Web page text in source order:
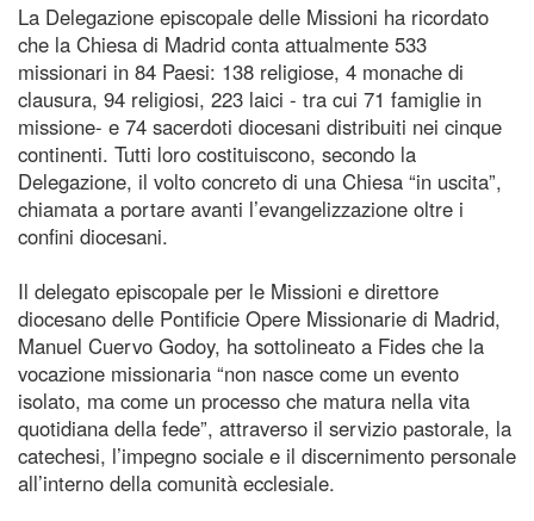
La Delegazione episcopale delle Missioni ha ricordato
che la Chiesa di Madrid conta attualmente 533
missionari in 84 Paesi: 138 religiose, 4 monache di
clausura, 94 religiosi, 223 laici - tra cui 71 famiglie in
missione- e 74 sacerdoti diocesani distribuiti nei cinque
continenti. Tutti loro costituiscono, secondo la
Delegazione, il volto concreto di una Chiesa “in uscita”,
chiamata a portare avanti l’evangelizzazione oltre i
confini diocesani.
Il delegato episcopale per le Missioni e direttore
diocesano delle Pontificie Opere Missionarie di Madrid,
Manuel Cuervo Godoy, ha sottolineato a Fides che la
vocazione missionaria “non nasce come un evento
isolato, ma come un processo che matura nella vita
quotidiana della fede”, attraverso il servizio pastorale, la
catechesi, l’impegno sociale e il discernimento personale
all’interno della comunità ecclesiale.